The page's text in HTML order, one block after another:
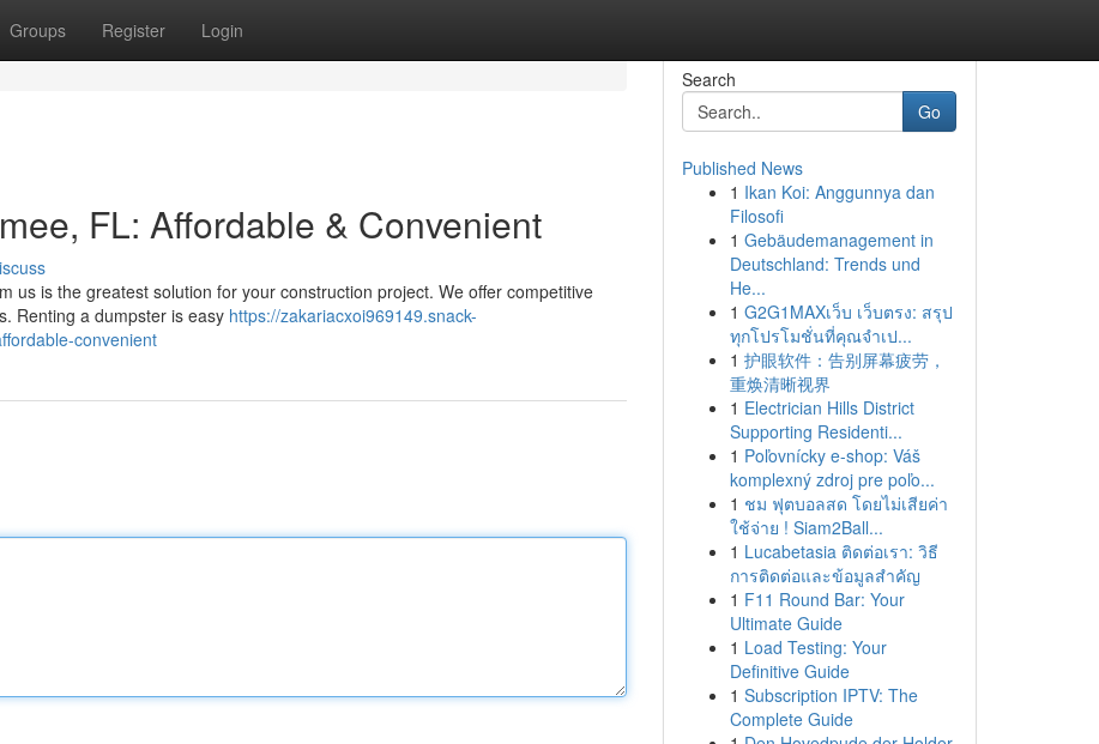
Groups Register Login
FL: Affordable & Convenient
us is the greatest solution for your construction project. We offer competitive
Renting a dumpster is easy https://zakariacxoi969149.snack-
convenient
Search
Go
Published News
1 Ikan Koi: Anggunnya dan
Filosofi
1 Gebäudemanagement in
Deutschland: Trends und
He...
1 G2G1MAXเว็บ เว็บตรง: สรุป
ทุกโปรโมชั่นที่คุณจำเป...
1 护眼软件：告别屏幕疲劳，
重焕清晰视界
1 Electrician Hills District
Supporting Residenti...
1 Poľovnícky e-shop: Váš
komplexný zdroj pre poľo...
1 ชม ฟุตบอลสด โดยไม่เสียค่า
ใช้จ่าย ! Siam2Ball...
1 Lucabetasia ติดต่อเรา: วิธี
การติดต่อและข้อมูลสำคัญ
1 F11 Round Bar: Your
Ultimate Guide
1 Load Testing: Your
Definitive Guide
1 Subscription IPTV: The
Complete Guide